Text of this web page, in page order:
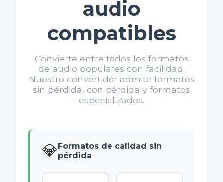
audio
compatibles
Convierte entre todos los formatos
de audio populares con facilidad.
Nuestro convertidor admite formatos
sin pérdida, con pérdida y formatos
especializados.
💎Formatos de calidad sin
pérdida